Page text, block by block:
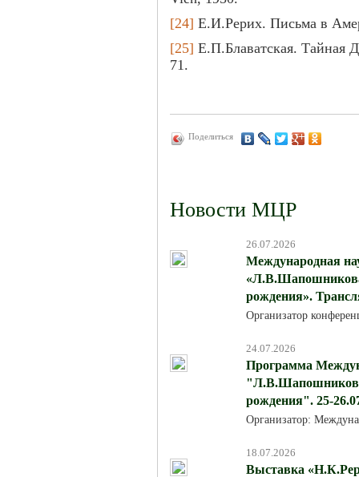
[24] Е.И.Рерих. Письма в
[25] Е.П.Блаватская. Тайная
71.
Поделиться
Новости МЦР
26.07.2026
Международная
рождения».
Организатор
24.07.2026
Программа
"Л.В.Шапошникова:
рождения". 25-
Организатор:
18.07.2026
Выставка